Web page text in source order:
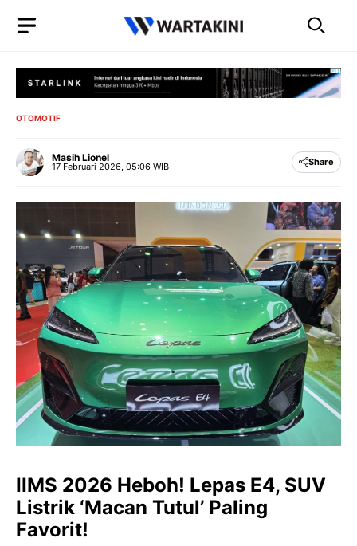
OTOMOTIF
Masih Lionel
17 Februari 2026, 05:06 WIB Share
IIMS 2026 Heboh! Lepas E4, SUV
Listrik ‘Macan Tutul’ Paling
Favorit!